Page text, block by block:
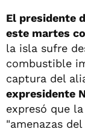
El presidente
este martes
la isla sufre
combustible
captura del
expresidente
expresó que
"amenazas